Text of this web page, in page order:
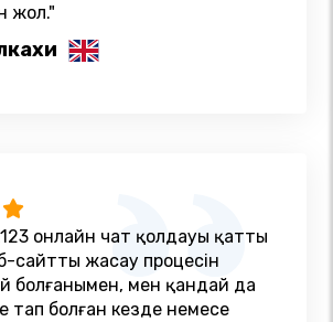
жол."
онлайн чат қолдауы қатты
сайтты жасау процесін
болғанымен, мен қандай да
тап болған кезде немесе